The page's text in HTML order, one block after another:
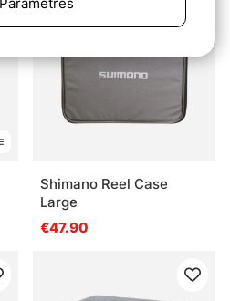
Shimano Reel Case
Large
€47.90